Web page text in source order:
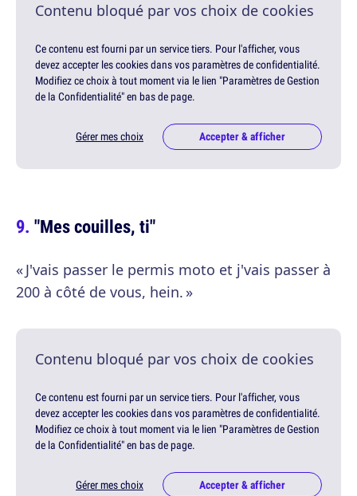
Contenu bloqué par vos choix de cookies
Ce contenu est fourni par un service tiers. Pour l'afficher, vous
devez accepter les cookies dans vos paramètres de confidentialité.
Modifiez ce choix à tout moment via le lien "Paramètres de Gestion
de la Confidentialité" en bas de page.
Gérer mes choix Accepter & afficher
"Mes couilles, ti"
« J'vais passer le permis moto et j'vais passer à
200 à côté de vous, hein. »
Contenu bloqué par vos choix de cookies
Ce contenu est fourni par un service tiers. Pour l'afficher, vous
devez accepter les cookies dans vos paramètres de confidentialité.
Modifiez ce choix à tout moment via le lien "Paramètres de Gestion
de la Confidentialité" en bas de page.
Gérer mes choix Accepter & afficher